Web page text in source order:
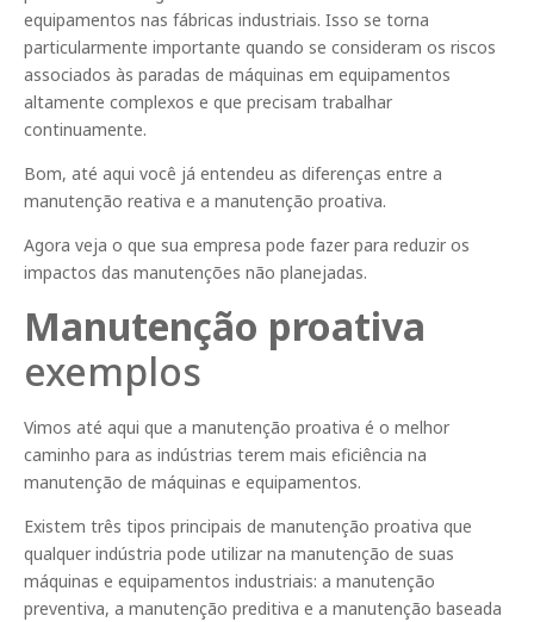
equipamentos nas fábricas industriais. Isso se torna
particularmente importante quando se consideram os riscos
associados às paradas de máquinas em equipamentos
altamente complexos e que precisam trabalhar
continuamente.
Bom, até aqui você já entendeu as diferenças entre a
manutenção reativa e a manutenção proativa.
Agora veja o que sua empresa pode fazer para reduzir os
impactos das manutenções não planejadas.
Manutenção proativa
exemplos
Vimos até aqui que a manutenção proativa é o melhor
caminho para as indústrias terem mais eficiência na
manutenção de máquinas e equipamentos.
Existem três tipos principais de manutenção proativa que
qualquer indústria pode utilizar na manutenção de suas
máquinas e equipamentos industriais: a manutenção
preventiva, a manutenção preditiva e a manutenção baseada